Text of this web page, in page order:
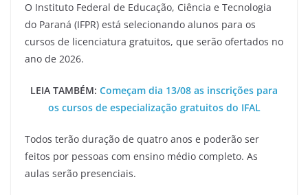
O Instituto Federal de Educação, Ciência e Tecnologia
do Paraná (IFPR) está selecionando alunos para os
cursos de licenciatura gratuitos, que serão ofertados no
ano de 2026.
LEIA TAMBÉM: Começam dia 13/08 as inscrições para
os cursos de especialização gratuitos do IFAL
Todos terão duração de quatro anos e poderão ser
feitos por pessoas com ensino médio completo. As
aulas serão presenciais.